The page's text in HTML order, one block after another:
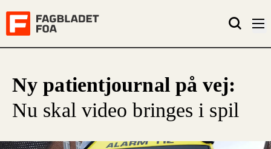
Ny patientjournal på vej:
Nu skal video bringes i spil